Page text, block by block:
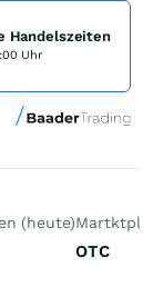
Handelszeiten
Uhr
(heute)
OTC